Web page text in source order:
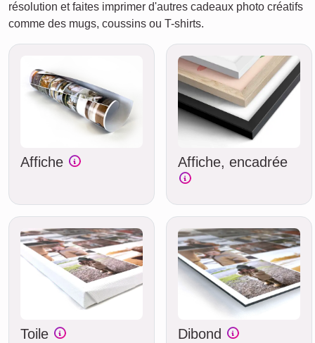
résolution et faites imprimer d'autres cadeaux photo créatifs
comme des mugs, coussins ou T-shirts.
Affiche Affiche, encadrée
Toile Dibond